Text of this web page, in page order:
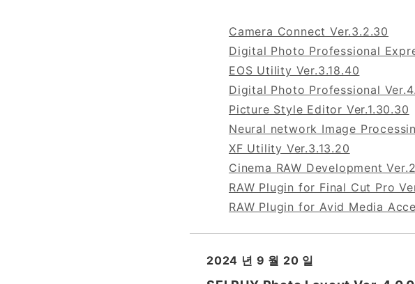
Camera Connect Ver.3.2.30
Digital Photo Professional
EOS Utility Ver.3.18.40
Digital Photo Professional
Picture Style Editor Ver.1.30.30
Neural network Image
XF Utility Ver.3.13.20
Cinema RAW Development
RAW Plugin for Final Cut Pro
RAW Plugin for Avid Media
2024 년 9 월 20 일